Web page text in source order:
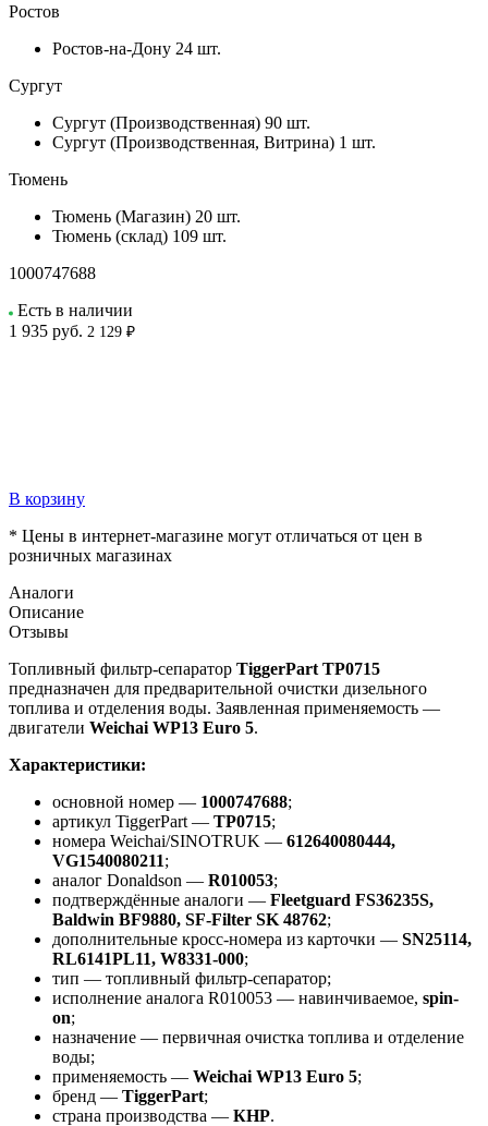
Ростов
Ростов-на-Дону 24 шт.
Сургут
Сургут (Производственная) 90 шт.
Сургут (Производственная, Витрина) 1 шт.
Тюмень
Тюмень (Магазин) 20 шт.
Тюмень (склад) 109 шт.
1000747688
Есть в наличии
1 935 руб. 2 129 ₽
В корзину
* Цены в интернет-магазине могут отличаться от цен в
розничных магазинах
Аналоги
Описание
Отзывы
Топливный фильтр-сепаратор TiggerPart TP0715
предназначен для предварительной очистки дизельного
топлива и отделения воды. Заявленная применяемость —
двигатели Weichai WP13 Euro 5.
Характеристики:
основной номер — 1000747688;
артикул TiggerPart — TP0715;
номера Weichai/SINOTRUK — 612640080444,
VG1540080211;
аналог Donaldson — R010053;
подтверждённые аналоги — Fleetguard FS36235S,
Baldwin BF9880, SF-Filter SK 48762;
дополнительные кросс-номера из карточки — SN25114,
RL6141PL11, W8331-000;
тип — топливный фильтр-сепаратор;
исполнение аналога R010053 — навинчиваемое, spin-
on;
назначение — первичная очистка топлива и отделение
воды;
применяемость — Weichai WP13 Euro 5;
бренд — TiggerPart;
страна производства — КНР.